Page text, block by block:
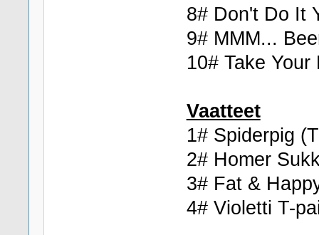
8# Don't Do It
9# MMM...
10# Take
Vaatteet
1# Spiderpig
2# Homer
3# Fat &
4# Violetti T-